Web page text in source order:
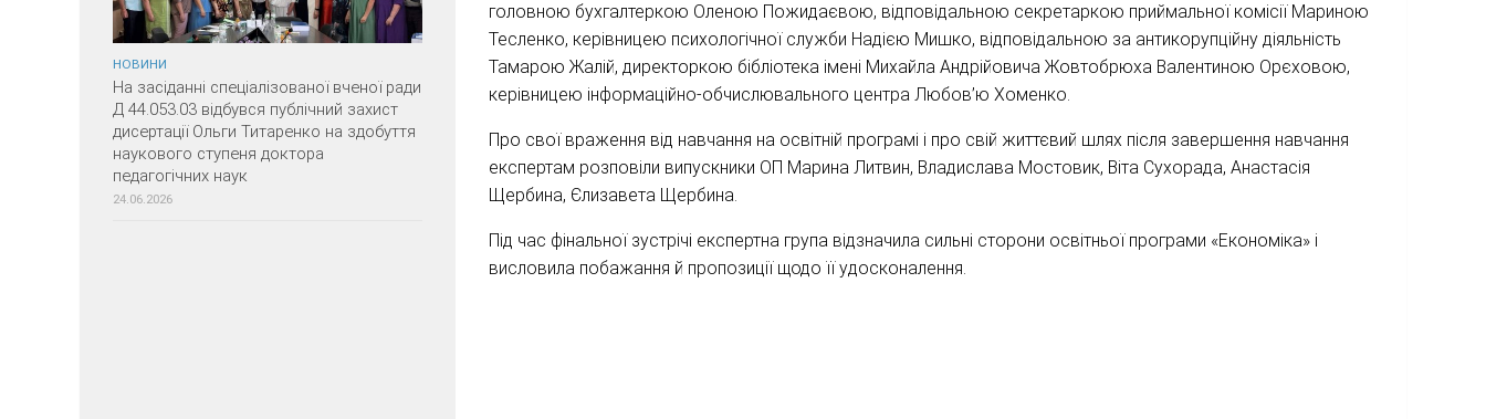
головною бухгалтеркою Оленою Пожидаєвою, відповідальною секретаркою приймальної комісії Мариною
Тесленко, керівницею психологічної служби Надією Мишко, відповідальною за антикорупційну діяльність
Тамарою Жалій, директоркою бібліотека імені Михайла Андрійовича Жовтобрюха Валентиною Орєховою,
керівницею інформаційно-обчислювального центра Любов’ю Хоменко.
Про свої враження від навчання на освітній програмі і про свій життєвий шлях після завершення навчання
експертам розповіли випускники ОП Марина Литвин, Владислава Мостовик, Віта Сухорада, Анастасія
Щербина, Єлизавета Щербина.
Під час фінальної зустрічі експертна група відзначила сильні сторони освітньої програми «Економіка» і
висловила побажання й пропозиції щодо її удосконалення.
НОВИНИ
На засіданні спеціалізованої вченої ради
Д 44.053.03 відбувся публічний захист
дисертації Ольги Титаренко на здобуття
наукового ступеня доктора
педагогічних наук
24.06.2026